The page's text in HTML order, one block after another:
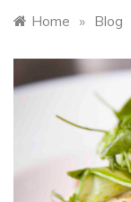
Home » Blog